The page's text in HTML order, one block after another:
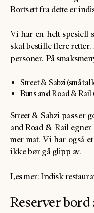
Bortsett fra dette er
Vi har en helt spesiell
skal bestille flere
personer. På
Street & Sabzi (små
Buns and Road &
Street & Sabzi passer
and Road & Rail
mer mat. Vi har også
ikke bør gå glipp av.
Les mer:Indisk
Reserver bord